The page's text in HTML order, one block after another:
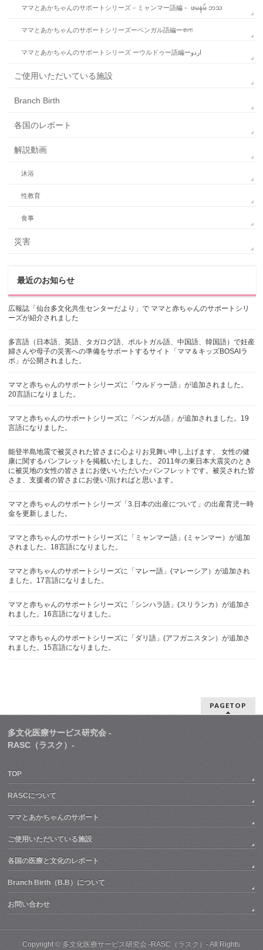
ママとあかちゃんのサポートシリーズ－ミャンマー語編－ ဖမနမ် ဘသ
ママとあかちゃんのサポートシリーズーベンガル語編ーবাংলা
ママとあかちゃんのサポートシリーズ ーウルドゥー語編ーاردو
ご使用いただいている施設
Branch Birth
各国のレポート
解説動画
沐浴
性教育
食事
災害
最近のお知らせ
広報誌「仙台多文化共生センターだより」で ママと赤ちゃんのサポートシリ
ーズが紹介されました
多言語（日本語、英語、タガログ語、ポルトガル語、中国語、韓国語）で妊産
婦さんや母子の災害への準備をサポートするサイト「ママ＆キッズBOSAIラ
ボ」が公開されました。
ママと赤ちゃんのサポートシリーズに「ウルドゥー語」が追加されました。
20言語になりました。
ママと赤ちゃんのサポートシリーズに「ベンガル語」が追加されました。19
言語になりました。
能登半島地震で被災された皆さまに心よりお見舞い申し上げます。 女性の健
康に関するパンフレットを掲載いたしました。 2011年の東日本大震災のとき
に被災地の女性の皆さまにお使いいただいたパンフレットです。被災された皆
さま、支援者の皆さまにお使い頂ければと思います。
ママと赤ちゃんのサポートシリーズ「3.日本の出産について」の出産育児一時
金を更新しました。
ママと赤ちゃんのサポートシリーズに「ミャンマー語」(ミャンマー）が追加
されました。18言語になりました。
ママと赤ちゃんのサポートシリーズに「マレー語」(マレーシア）が追加され
ました。17言語になりました。
ママと赤ちゃんのサポートシリーズに「シンハラ語」(スリランカ）が追加さ
れました。16言語になりました。
ママと赤ちゃんのサポートシリーズに「ダリ語」(アフガニスタン）が追加さ
れました。15言語になりました。
PAGETOP
多文化医療サービス研究会 -
RASC（ラスク）-
TOP
RASCについて
ママとあかちゃんのサポート
ご使用いただいている施設
各国の医療と文化のレポート
Branch Birth（B.B）について
お問い合わせ
Copyright © 多文化医療サービス研究会 -RASC（ラスク）-All Rights